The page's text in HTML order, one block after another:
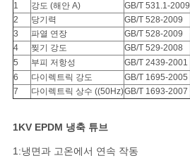
스
사
례
블
1
강도 (해안 A) GB/T 531.1-2009
2
당기력 GB/T 528-2009
3
파열 연장 GB/T 528-2009
4
찢기 강도 GB/T 529-2008
5
부피 저항성 GB/T 2439-2001
6
다이렉트릭 강도 GB/T 1695-2005
7
다이렉트릭 상수 ((50Hz)GB/T 1693-2007
1KV EPDM 냉축 튜브
1:냉면과 고온에서 연속 작동